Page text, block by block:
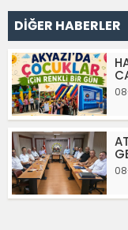
DİĞER HABERLER